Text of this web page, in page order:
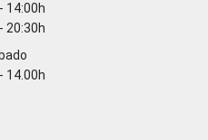
14:00h
20:30h
14.00h